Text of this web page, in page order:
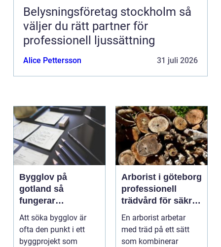
Belysningsföretag stockholm så
väljer du rätt partner för
professionell ljussättning
Alice Pettersson 31 juli 2026
Bygglov på
gotland så
fungerar
processen från idé
till godkänt beslut
Att söka bygglov är
ofta den punkt i ett
byggprojekt som
Arborist i göteborg
professionell
trädvård för säkra
och friska träd
En arborist arbetar
med träd på ett sätt
som kombinerar